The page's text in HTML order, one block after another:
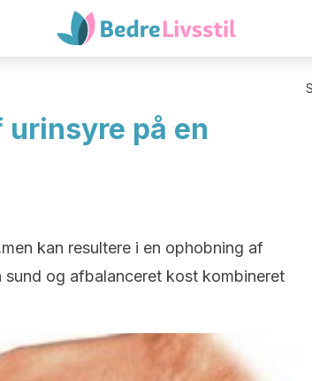
på en
kan resultere i en ophobning af
og afbalanceret kost kombineret